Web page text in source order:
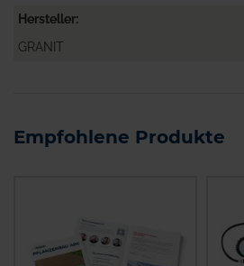
Hersteller
GRANIT
Empfohlene Produkte